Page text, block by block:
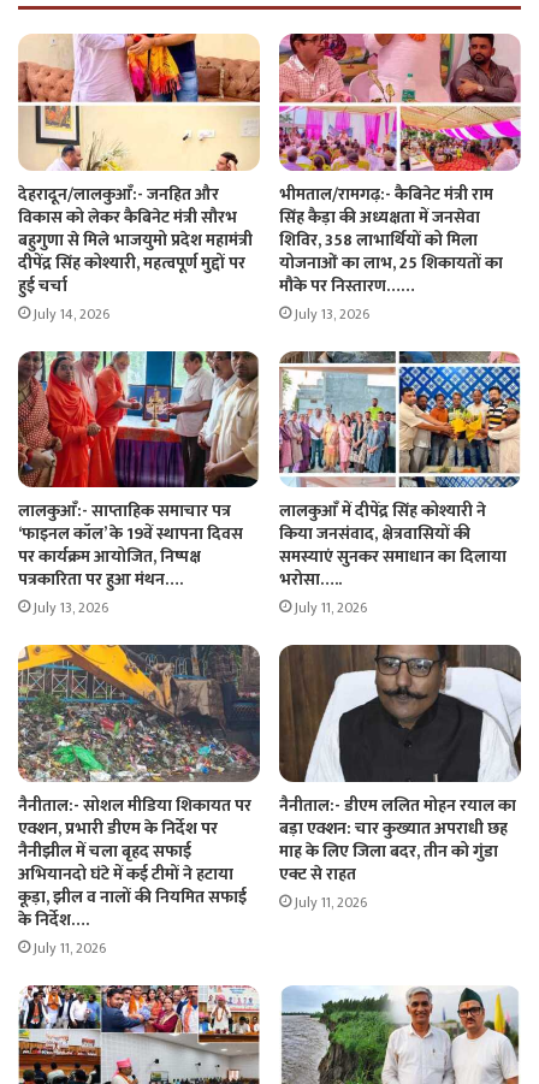
देहरादून/लालकुआँ:- जनहित और
विकास को लेकर कैबिनेट मंत्री सौरभ
बहुगुणा से मिले भाजयुमो प्रदेश महामंत्री
दीपेंद्र सिंह कोश्यारी, महत्वपूर्ण मुद्दों पर
हुई चर्चा
July 14, 2026
भीमताल/रामगढ़:- कैबिनेट मंत्री राम
सिंह कैड़ा की अध्यक्षता में जनसेवा
शिविर, 358 लाभार्थियों को मिला
योजनाओं का लाभ, 25 शिकायतों का
मौके पर निस्तारण……
July 13, 2026
लालकुआँ:- साप्ताहिक समाचार पत्र
‘फाइनल कॉल’ के 19वें स्थापना दिवस
पर कार्यक्रम आयोजित, निष्पक्ष
पत्रकारिता पर हुआ मंथन….
July 13, 2026
लालकुआँ में दीपेंद्र सिंह कोश्यारी ने
किया जनसंवाद, क्षेत्रवासियों की
समस्याएं सुनकर समाधान का दिलाया
भरोसा…..
July 11, 2026
नैनीताल:- सोशल मीडिया शिकायत पर
एक्शन, प्रभारी डीएम के निर्देश पर
नैनीझील में चला बृहद सफाई
अभियानदो घंटे में कई टीमों ने हटाया
कूड़ा, झील व नालों की नियमित सफाई
के निर्देश….
July 11, 2026
नैनीताल:- डीएम ललित मोहन रयाल का
बड़ा एक्शन: चार कुख्यात अपराधी छह
माह के लिए जिला बदर, तीन को गुंडा
एक्ट से राहत
July 11, 2026